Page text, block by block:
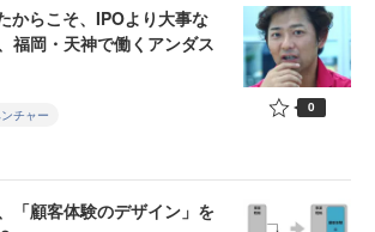
からこそ、IPOより大事な
福岡・天神で働くアンダス
チャー 0
「顧客体験のデザイン」を